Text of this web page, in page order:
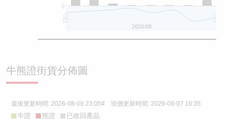
0
2026/08
牛熊證街貨分佈圖
最後更新時間: 2026-08-08 23:05# 現價更新時間: 2026-08-07 16:35
牛證 熊證 已收回產品